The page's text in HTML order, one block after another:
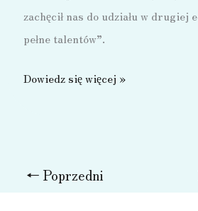
zachęcił nas do udziału w drugiej
pełne talentów”.
Druga
pełne
Dowiedz się więcej »
← Poprzedni